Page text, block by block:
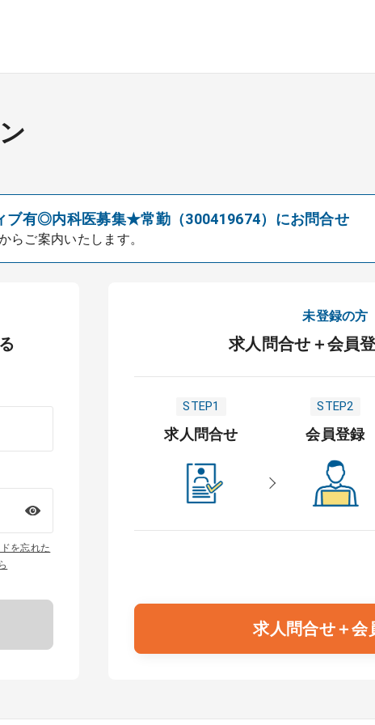
ブ有◎内科医募集★常勤（300419674）にお問合せ
らご案内いたします。
を忘れた
未登録の方
求人問合せ＋会員
STEP1
求人問合せ
STEP2
会員登録
求人問合せ＋会